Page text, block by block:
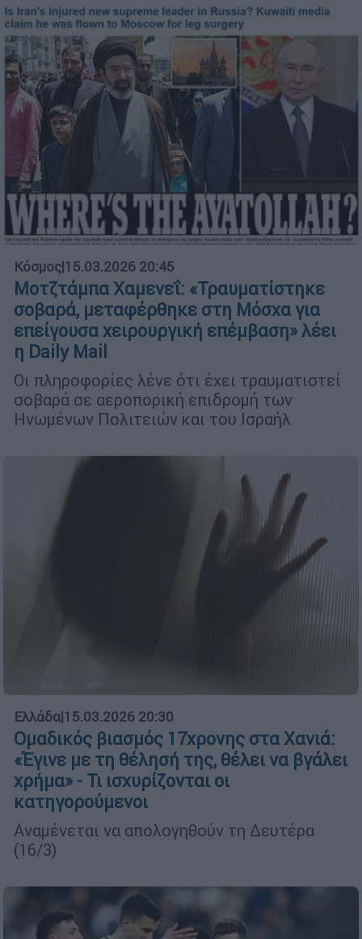
Κόσμος|15.03.2026 20:45
Μοτζτάμπα Χαμενεΐ: «Τραυματίστηκε
σοβαρά, μεταφέρθηκε στη Μόσχα για
επείγουσα χειρουργική επέμβαση» λέει
η Daily Mail
Οι πληροφορίες λένε ότι έχει τραυματιστεί
σοβαρά σε αεροπορική επιδρομή των
Ηνωμένων Πολιτειών και του Ισραήλ
Ελλάδα|15.03.2026 20:30
Ομαδικός βιασμός 17χρονης στα Χανιά:
«Έγινε με τη θέλησή της, θέλει να βγάλει
χρήμα» - Τι ισχυρίζονται οι
κατηγορούμενοι
Αναμένεται να απολογηθούν τη Δευτέρα
(16/3)